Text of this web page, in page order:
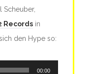
Scheuber,
Records in
den Hype so:
00:00